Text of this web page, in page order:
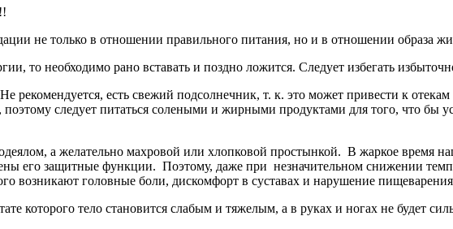
не только в отношении правильного питания, но и в отношении образа
то необходимо рано вставать и поздно ложится. Следует избегать
есть свежий подсолнечник, т. к. это может привести к
поэтому следует питаться солеными и жирными продуктами для того, что бы
а желательно махровой или хлопковой простынкой. В жаркое время
его защитные функции. Поэтому, даже при незначительном снижении
возникают головные боли, дискомфорт в суставах и нарушение
которого тело становится слабым и тяжелым, а в руках и ногах не будет